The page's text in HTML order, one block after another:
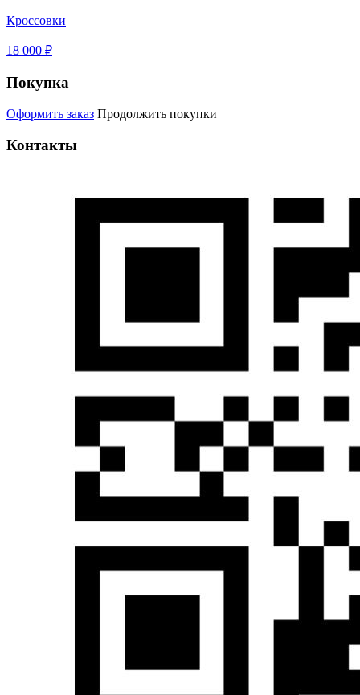
Кроссовки
18 000 ₽
Покупка
Оформить заказ Продолжить покупки
Контакты